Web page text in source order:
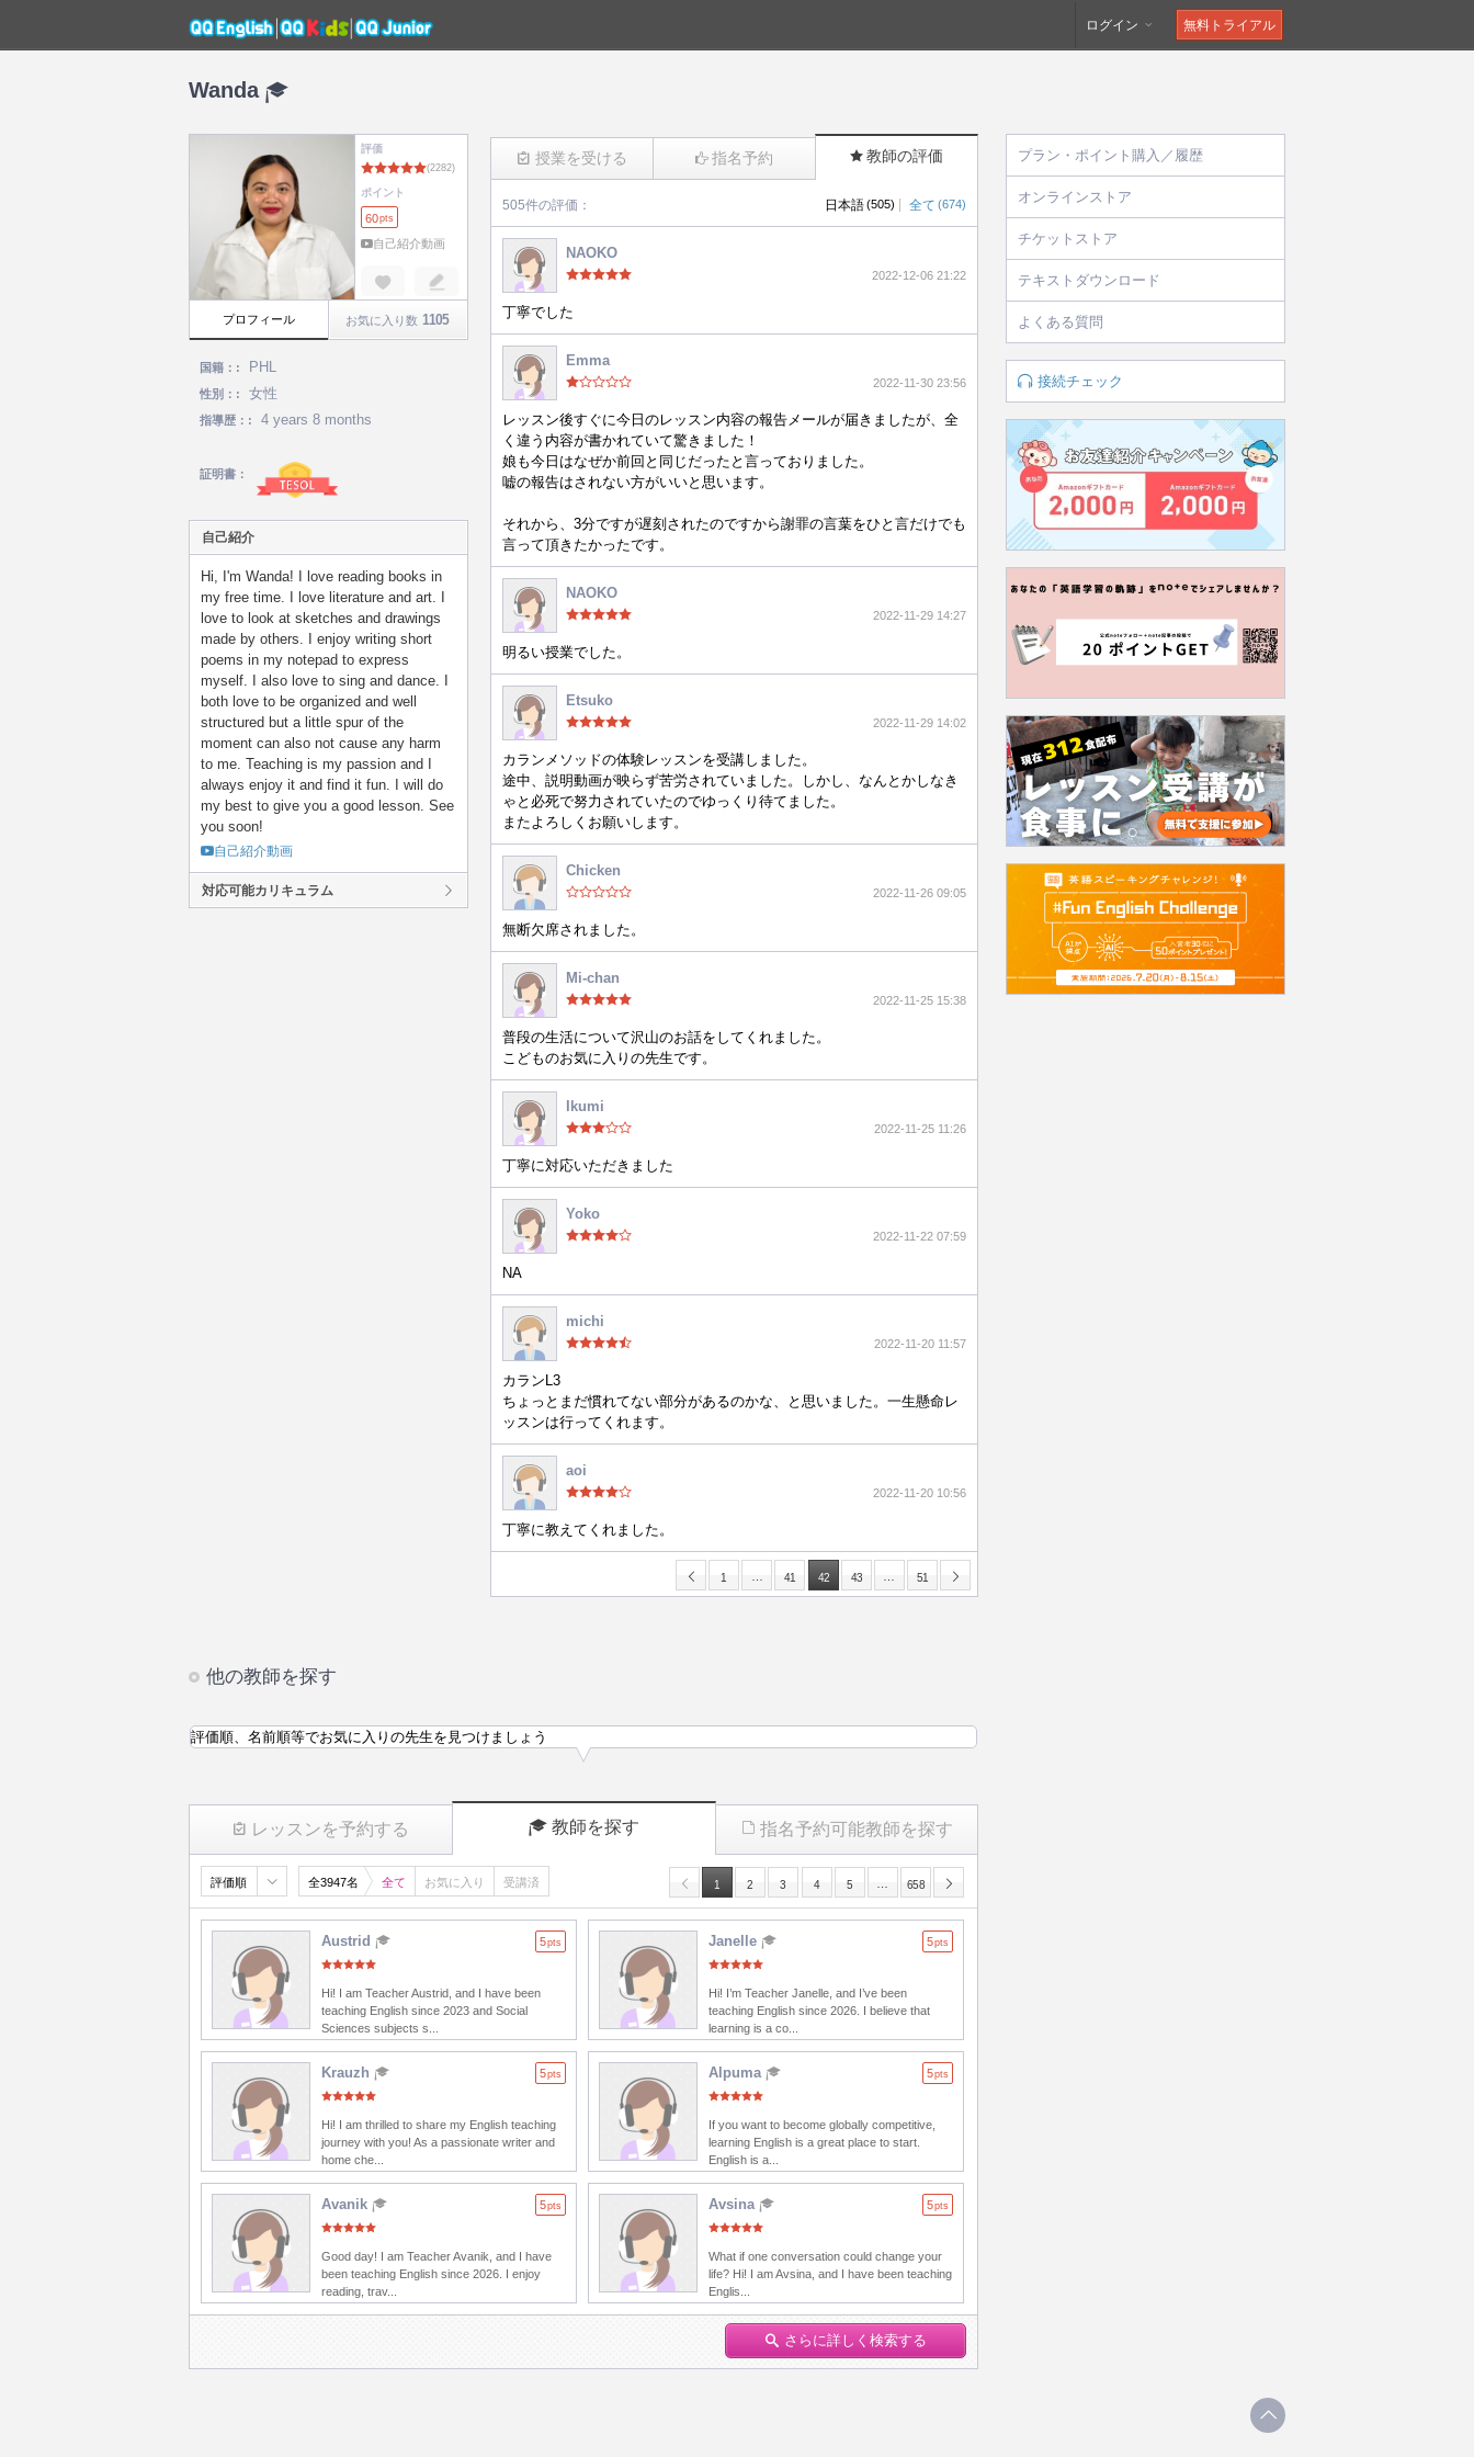
ログイン 無料トライアル
Wanda
評価
(2282)
ポイント
60pts
自己紹介動画
プロフィール お気に入り数 1105
国籍：: PHL
性別：: 女性
指導歴：: 4 years 8 months
証明書：
自己紹介
Hi, I'm Wanda! I love reading books in
my free time. I love literature and art. I
love to look at sketches and drawings
made by others. I enjoy writing short
poems in my notepad to express
myself. I also love to sing and dance. I
both love to be organized and well
structured but a little spur of the
moment can also not cause any harm
to me. Teaching is my passion and I
always enjoy it and find it fun. I will do
my best to give you a good lesson. See
you soon!
自己紹介動画
対応可能カリキュラム
授業を受ける 指名予約 教師の評価
505件の評価： 日本語(505) | 全て (674)
NAOKO
2022-12-06 21:22
丁寧でした
Emma
2022-11-30 23:56
レッスン後すぐに今日のレッスン内容の報告メールが届きましたが、全
く違う内容が書かれていて驚きました！
娘も今日はなぜか前回と同じだったと言っておりました。
嘘の報告はされない方がいいと思います。
それから、3分ですが遅刻されたのですから謝罪の言葉をひと言だけでも
言って頂きたかったです。
NAOKO
2022-11-29 14:27
明るい授業でした。
Etsuko
2022-11-29 14:02
カランメソッドの体験レッスンを受講しました。
途中、説明動画が映らず苦労されていました。しかし、なんとかしなき
ゃと必死で努力されていたのでゆっくり待てました。
またよろしくお願いします。
Chicken
2022-11-26 09:05
無断欠席されました。
Mi-chan
2022-11-25 15:38
普段の生活について沢山のお話をしてくれました。
こどものお気に入りの先生です。
Ikumi
2022-11-25 11:26
丁寧に対応いただきました
Yoko
2022-11-22 07:59
NA
michi
2022-11-20 11:57
カランL3
ちょっとまだ慣れてない部分があるのかな、と思いました。一生懸命レ
ッスンは行ってくれます。
aoi
2022-11-20 10:56
丁寧に教えてくれました。
1 41 42 43 51
他の教師を探す
レッスンを予約する 教師を探す 指名予約可能教師を探す
評価順、名前順等でお気に入りの先生を見つけましょう
評価順 全3947名 全て お気に入り 受講済 1 2 3 4 5 658
Austrid 5pts
Hi! I am Teacher Austrid, and I have been
teaching English since 2023 and Social
Sciences subjects s...
Janelle 5pts
Hi! I’m Teacher Janelle, and I’ve been
teaching English since 2026. I believe that
learning is a co...
Krauzh 5pts
Hi! I am thrilled to share my English teaching
journey with you! As a passionate writer and
home che...
Alpuma 5pts
If you want to become globally competitive,
learning English is a great place to start.
English is a...
Avanik 5pts
Good day! I am Teacher Avanik, and I have
been teaching English since 2026. I enjoy
reading, trav...
Avsina 5pts
What if one conversation could change your
life? Hi! I am Avsina, and I have been teaching
Englis...
さらに詳しく検索する
プラン・ポイント購入／履歴
オンラインストア
チケットストア
テキストダウンロード
よくある質問
接続チェック